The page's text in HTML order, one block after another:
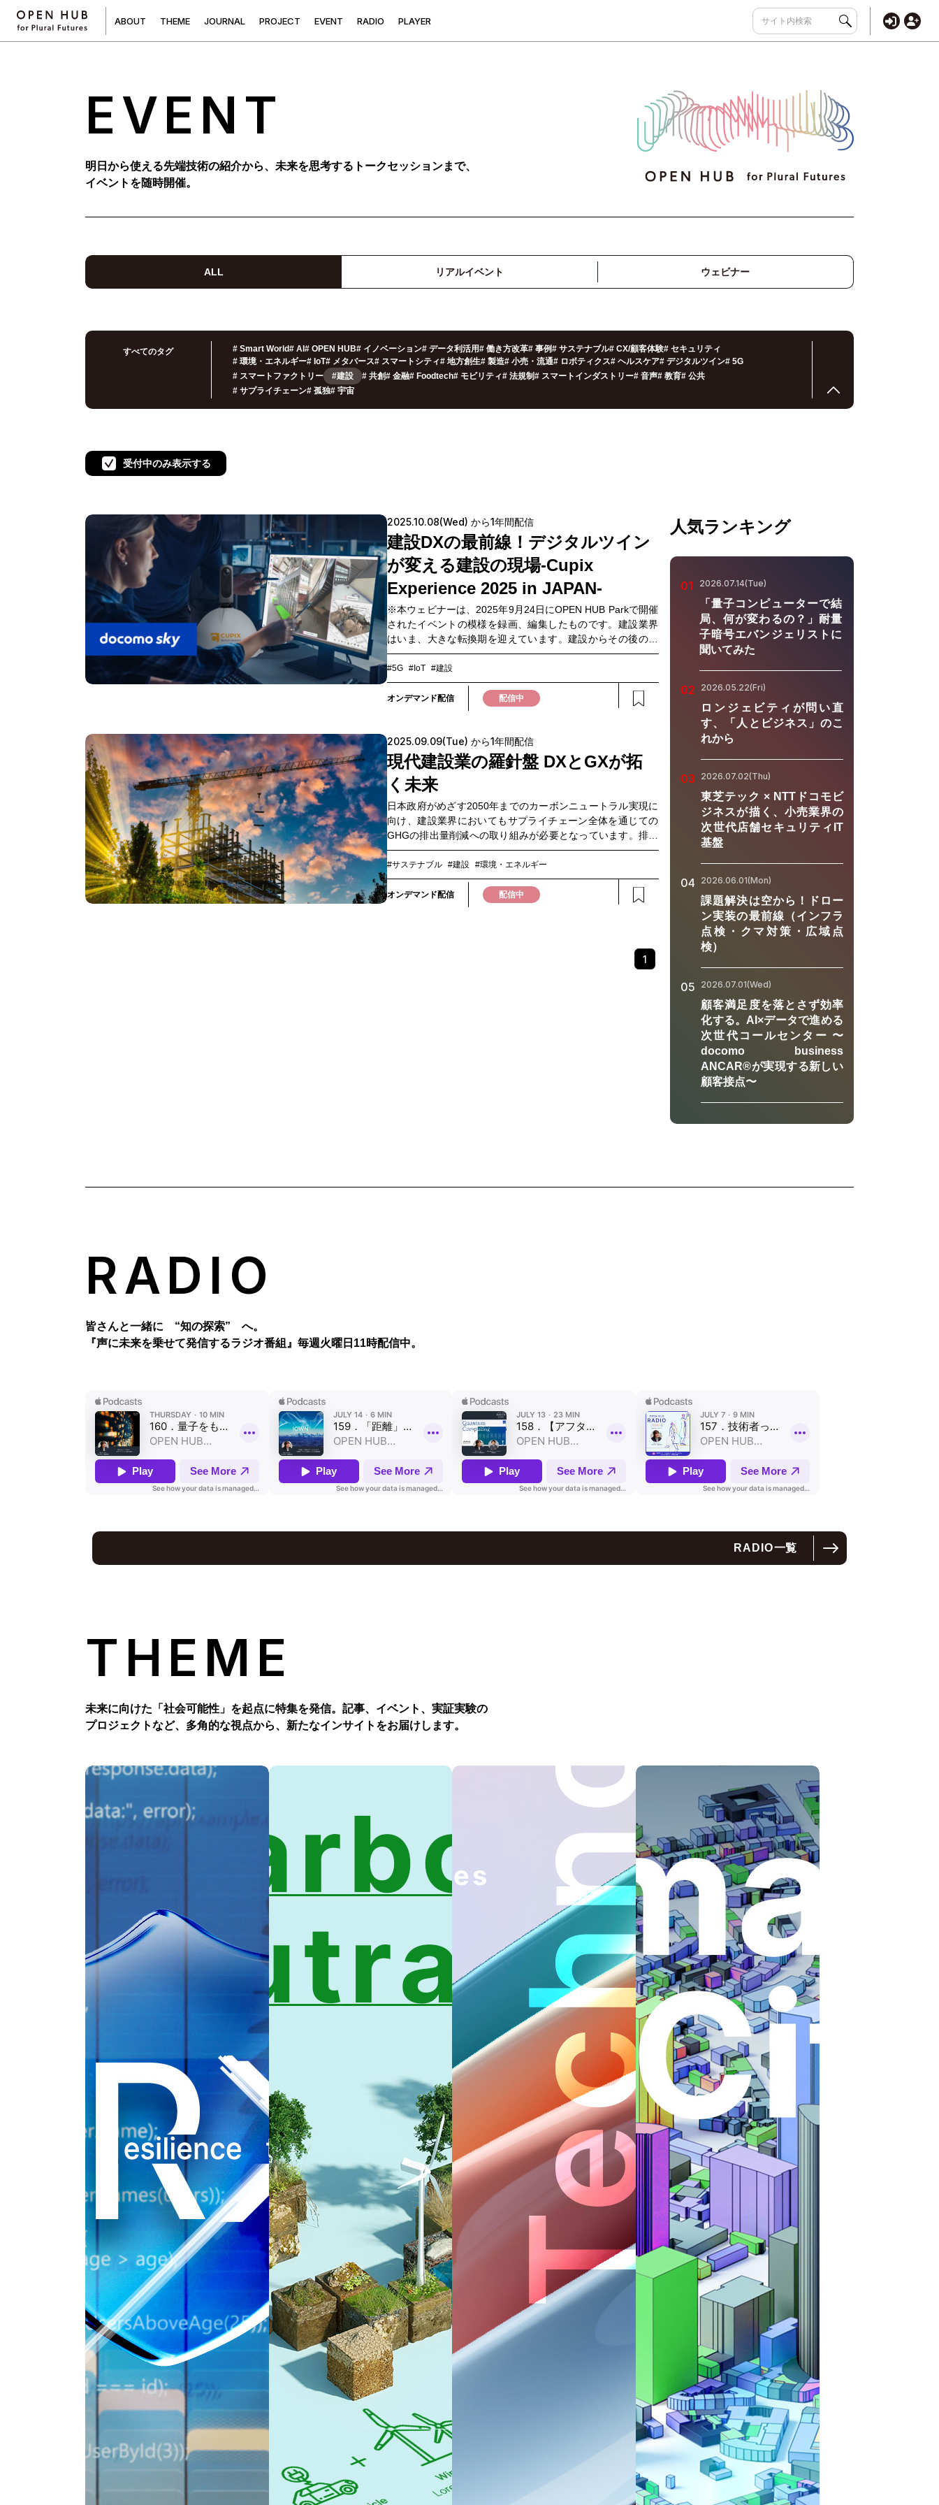
ABOUT THEME JOURNAL PROJECT EVENT RADIO PLAYER
EVENT
明日から使える先端技術の紹介から、未来を思考するトークセッションまで、
イベントを随時開催。
ALL リアルイベント ウェビナー
すべてのタグ # Smart World# AI # OPEN HUB# イノベーション# データ利活用# 働き方改革# 事例# サステナブル# CX/顧客体験# セキュリティ
# 環境・エネルギー# IoT# メタバース# スマートシティ# 地方創生# 製造# 小売・流通# ロボティクス# ヘルスケア# デジタルツイン# 5G
# スマートファクトリー #建設 # 共創# 金融# Foodtech# モビリティ# 法規制# スマートインダストリー# 音声# 教育# 公共
# サプライチェーン# 孤独# 宇宙
受付中のみ表示する
2025.10.08(Wed) から1年間配信
建設DXの最前線！デジタルツイン
が変える建設の現場-Cupix
Experience 2025 in JAPAN-
※本ウェビナーは、2025年9月24日にOPEN HUB Parkで開催
されたイベントの模様を録画、編集したものです。建設業界
はいま、大きな転換期を迎えています。建設からその後の設
備保全に至るまで、人手不足や、時間外労働の上限規制、DX
化の推進問題など様々な課題を抱えています。さらに、海外
の建設現場では、現地作業員からの進捗報告の内容と実体に
乖離があり、確認作業に多大な時間を要するなど、グローバ
ル共通の課題も浮き彫りになっています。こうした課題の解
ンプラットフォームが注目を集めています。本ウェビナーで
は「建設業のDX化」をテーマに、デジタルツインツールを導
入している企業の方々に現場での課題、活用事例、導入効果
などを講演いただくとともに、デジタルツインツールの最新
情報をお伝えします。インフラ保全や店舗管理など、実務に
活かせる具体的なヒントを得られるウェビナーです。ぜひご
視聴ください。▼このような方におすすめ▼・施工管理業務
を効率化させたい方・複数の建設現場を遠隔から確認したい
方・BIMデータを効率的に活用したい方・インフラ保全や店
#5G #IoT #建設
オンデマンド配信 配信中
2025.09.09(Tue) から1年間配信
現代建設業の羅針盤 DXとGXが拓
く未来
日本政府がめざす2050年までのカーボンニュートラル実現に
向け、建設業界においてもサプライチェーン全体を通じての
GHGの排出量削減への取り組みが必要となっています。排出
量削減にあたっては、建設現場の重機の利用状況や電気の使
用量などの情報や、取引先からの資材重量などの一次データ
の収集とその効率化が必要です。そこで、建設業界に関する
知見を持つネクストフィールド、建設業界のサプライチェー
ンを支える伊藤忠丸紅鉄鋼、データ活用などを通じ企業の課
ューションの検討を2024年11月より行ってきました。本ウェ
ビナーでは、現在建設業界の現場で抱える課題とそれに対し
#サステナブル #建設 #環境・エネルギー
オンデマンド配信 配信中
1
人気ランキング
01 2026.07.14(Tue)
「量子コンピューターで結
局、何が変わるの？」耐量
子暗号エバンジェリストに
聞いてみた
02 2026.05.22(Fri)
ロンジェビティが問い直
す、「人とビジネス」のこ
れから
03 2026.07.02(Thu)
東芝テック × NTTドコモビ
ジネスが描く、小売業界の
次世代店舗セキュリティIT
基盤
04 2026.06.01(Mon)
課題解決は空から！ドロー
ン実装の最前線（インフラ
点検・クマ対策・広域点
検）
05 2026.07.01(Wed)
顧客満足度を落とさず効率
化する。AI×データで進める
次世代コールセンター 〜
docomo business
ANCAR®が実現する新しい
顧客接点〜
RADIO
皆さんと一緒に “知の探索” へ。
『声に未来を乗せて発信するラジオ番組』 毎週火曜日11時配信中。
RADIO一覧
THEME
未来に向けた「社会可能性」を起点に特集を発信。記事、イベント、実証実験の
プロジェクトなど、多角的な視点から、新たなインサイトをお届けします。